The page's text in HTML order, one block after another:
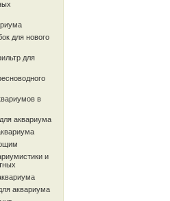
для нового
для
в
аквариума
и
аквариума